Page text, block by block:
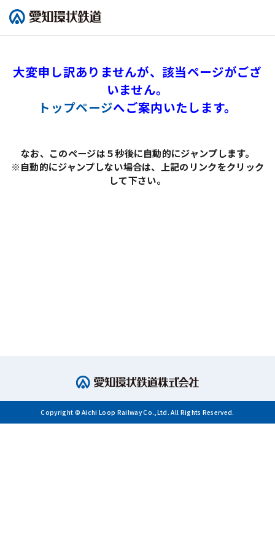
大変申し訳ありませんが、該当ページがござ
いません。
トップページへご案内いたします。
なお、このページは５秒後に自動的にジャンプします。
※自動的にジャンプしない場合は、上記のリンクをクリック
して下さい。
Copyright © Aichi Loop Railway Co.,Ltd. All Rights Reserved.